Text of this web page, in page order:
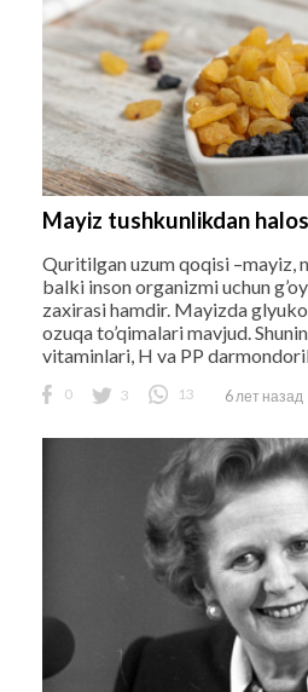
Mayiz tushkunlikdan
Quritilgan uzum qoqisi –mayiz,
balki inson organizmi uchun
zaxirasi hamdir. Mayizda
ozuqa to’qimalari mavjud.
vitaminlari, H va PP
0 3 13 6 лет назад